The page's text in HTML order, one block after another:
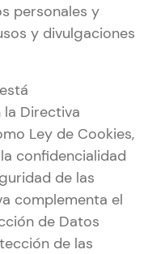
personales y
y divulgaciones
Directiva
Ley de Cookies,
confidencialidad
de las
complementa el
de Datos
de las